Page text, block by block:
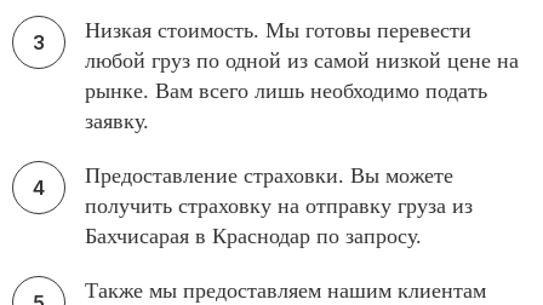
Низкая стоимость. Мы готовы перевести
любой груз по одной из самой низкой цене на
рынке. Вам всего лишь необходимо подать
заявку.
Предоставление страховки. Вы можете
получить страховку на отправку груза из
Бахчисарая в Краснодар по запросу.
Также мы предоставляем нашим клиентам